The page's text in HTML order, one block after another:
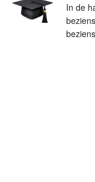
In de